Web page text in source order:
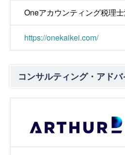
Oneアカウンティング税理
https://onekaikei.com/
コンサルティング・アド